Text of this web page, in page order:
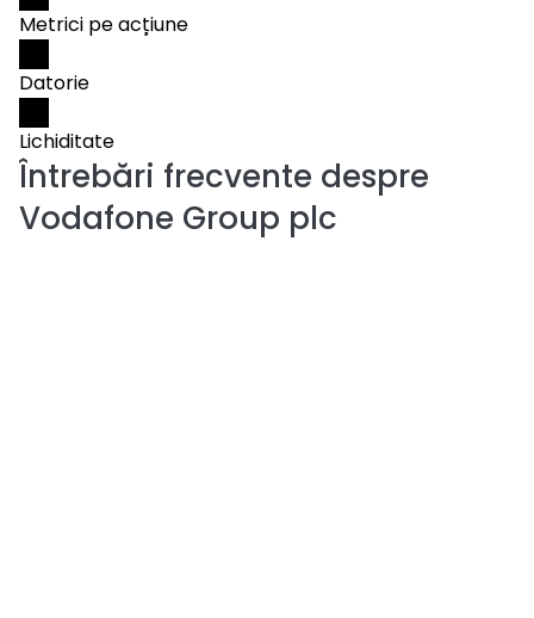
Metrici pe acțiune
Datorie
Lichiditate
Întrebări frecvente despre
Vodafone Group plc